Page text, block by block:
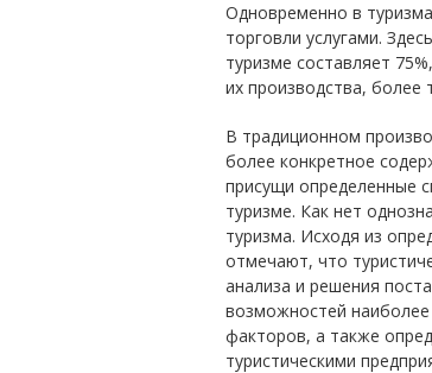
Одновременно в
торговли услугами.
туризме составляет
их производства, более
В традиционном
более конкретное
присущи определенные
туризме. Как нет
туризма. Исходя из
отмечают, что
анализа и решения
возможностей наиболее
факторов, а также
туристическими